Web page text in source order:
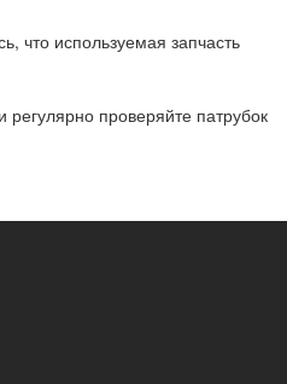
что используемая запчасть
проверяйте патрубок